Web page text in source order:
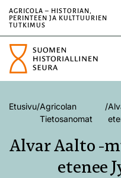
AGRICOLA – HISTORIAN,
PERINTEEN JA KULTTUURIEN
TUTKIMUS
Etusivu/Agricolan
Tietosanomat
/
Alvar Aalto -
etenee